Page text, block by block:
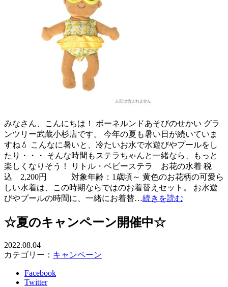
みなさん、こんにちは！ ボーネルンドあそびのせかい グラ
ンツリー武蔵小杉店です。 今年の夏も暑い日が続いていま
すね💧 こんなに暑いと、冷たいお水で水遊びやプールをし
たり・・・ そんな時間もステラちゃんと一緒なら、もっと
楽しくなりそう！ リトル・ベビーステラ お花の水着 税
込 2,200円 対象年齢：1歳頃～ 黄色のお花柄の可愛ら
しい水着は、この時期ならではのお着替えセット。 お水遊
びやプールの時間に、一緒にお着替…続きを読む
☆夏のキャンペーン開催中☆
2022.08.04
カテゴリー： キャンペーン
Facebook
Twitter